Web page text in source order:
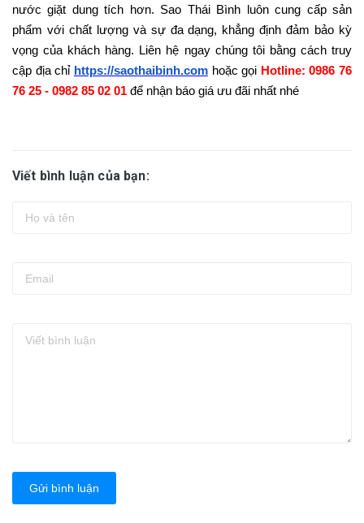
nước giặt dung tích hơn. Sao Thái Bình luôn cung cấp sản
phẩm với chất lượng và sự đa dạng, khẳng định đảm bảo kỳ
vọng của khách hàng. Liên hệ ngay chúng tôi bằng cách truy
cập địa chỉ https://saothaibinh.comhoặc gọi Hotline: 0986 76
76 25 - 0982 85 02 01 để nhận báo giá ưu đãi nhất nhé
Viết bình luận của bạn:
Gửi bình luận